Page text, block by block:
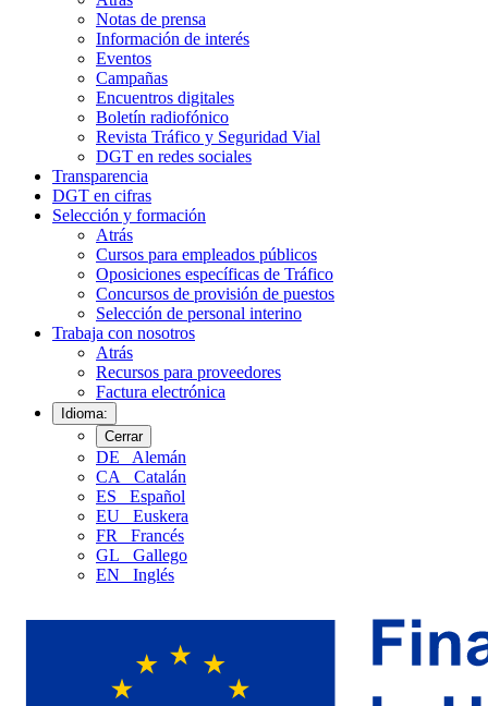
Notas de prensa
Información de interés
Eventos
Campañas
Encuentros digitales
Boletín radiofónico
Revista Tráfico y Seguridad Vial
DGT en redes sociales
Transparencia
DGT en cifras
Selección y formación
Atrás
Cursos para empleados públicos
Oposiciones específicas de Tráfico
Concursos de provisión de puestos
Selección de personal interino
Trabaja con nosotros
Atrás
Recursos para proveedores
Factura electrónica
Idioma:
Cerrar
DE
Alemán
CA
Catalán
ES
Español
EU
Euskera
FR
Francés
GL
Gallego
EN
Inglés